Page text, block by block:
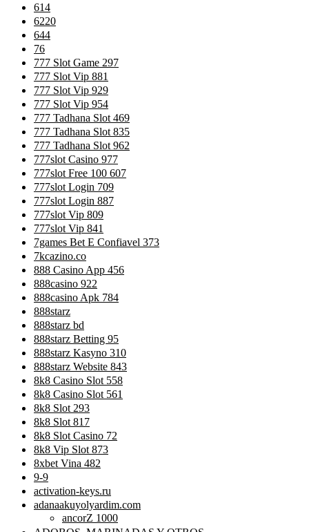
614
6220
644
76
777 Slot Game 297
777 Slot Vip 881
777 Slot Vip 929
777 Slot Vip 954
777 Tadhana Slot 469
777 Tadhana Slot 835
777 Tadhana Slot 962
777slot Casino 977
777slot Free 100 607
777slot Login 709
777slot Login 887
777slot Vip 809
777slot Vip 841
7games Bet E Confiavel 373
7kcazino.co
888 Casino App 456
888casino 922
888casino Apk 784
888starz
888starz bd
888starz Betting 95
888starz Kasyno 310
888starz Website 843
8k8 Casino Slot 558
8k8 Casino Slot 561
8k8 Slot 293
8k8 Slot 817
8k8 Slot Casino 72
8k8 Vip Slot 873
8xbet Vina 482
9-9
activation-keys.ru
adanaakuyolyardim.com
ancorZ 1000